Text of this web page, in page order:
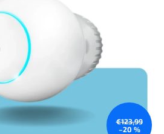
€123,99
–20 %